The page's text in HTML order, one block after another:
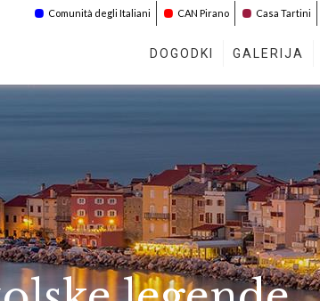
Comunità degli Italiani CAN Pirano Casa Tartini
DOGODKI GALERIJA